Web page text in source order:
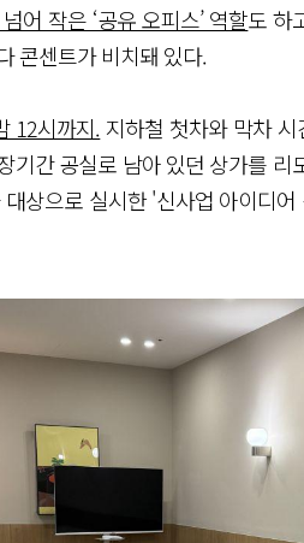
어 작은 ‘공유 오피스’ 역할도 하
콘센트가 비치돼 있다.
12시까지. 지하철 첫차와 막차
기간 공실로 남아 있던 상가를
상으로 실시한 '신사업 아이디